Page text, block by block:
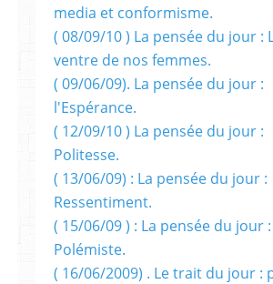
media et conformisme.
( 08/09/10 ) La pensée du jour :
ventre de nos femmes.
( 09/06/09). La pensée du jour :
l'Espérance.
( 12/09/10 ) La pensée du jour :
Politesse.
( 13/06/09) : La pensée du jour :
Ressentiment.
( 15/06/09 ) : La pensée du jour :
Polémiste.
( 16/06/2009) . Le trait du jour :